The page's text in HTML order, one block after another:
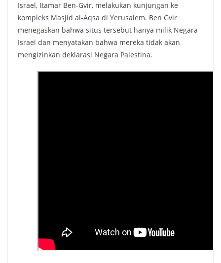
Israel, Itamar Ben-Gvir, melakukan kunjungan ke
kompleks Masjid al-Aqsa di Yerusalem. Ben Gvir
menegaskan bahwa situs tersebut hanya milik Negara
Israel dan menyatakan bahwa mereka tidak akan
mengizinkan deklarasi Negara Palestina.